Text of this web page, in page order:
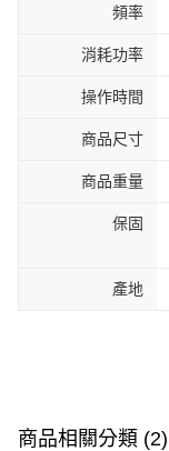
頻率
消耗功率
操作時間
商品尺寸
商品重量
保固
產地
商品相關分類 (2)